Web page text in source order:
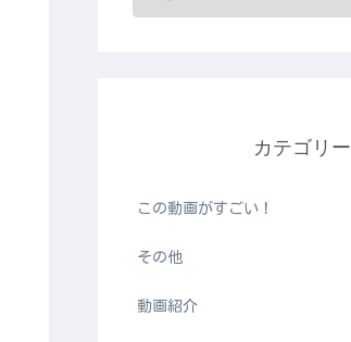
カテゴリー
この動画がすごい！
その他
動画紹介